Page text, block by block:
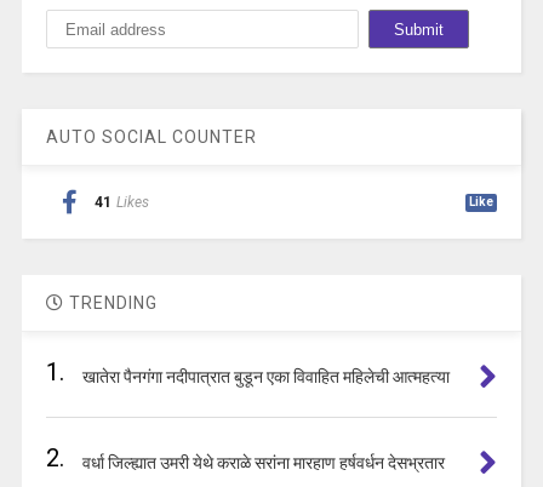
AUTO SOCIAL COUNTER
41 Likes Like
TRENDING
1. खातेरा पैनगंगा नदीपात्रात बुडून एका विवाहित महिलेची आत्महत्या
2. वर्धा जिल्ह्यात उमरी येथे कराळे सरांना मारहाण हर्षवर्धन देसभ्रतार